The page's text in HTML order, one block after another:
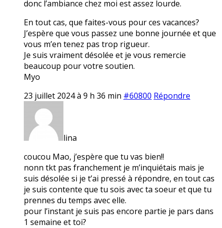
donc l’ambiance chez moi est assez lourde.
En tout cas, que faites-vous pour ces vacances?
J’espère que vous passez une bonne journée et que
vous m’en tenez pas trop rigueur.
Je suis vraiment désolée et je vous remercie
beaucoup pour votre soutien.
Myo
23 juillet 2024 à 9 h 36 min #60800 Répondre
lina
coucou Mao, j’espère que tu vas bien!!
nonn tkt pas franchement je m’inquiétais mais je
suis désolée si je t’ai pressé à répondre, en tout cas
je suis contente que tu sois avec ta soeur et que tu
prennes du temps avec elle.
pour l’instant je suis pas encore partie je pars dans
1 semaine et toi?